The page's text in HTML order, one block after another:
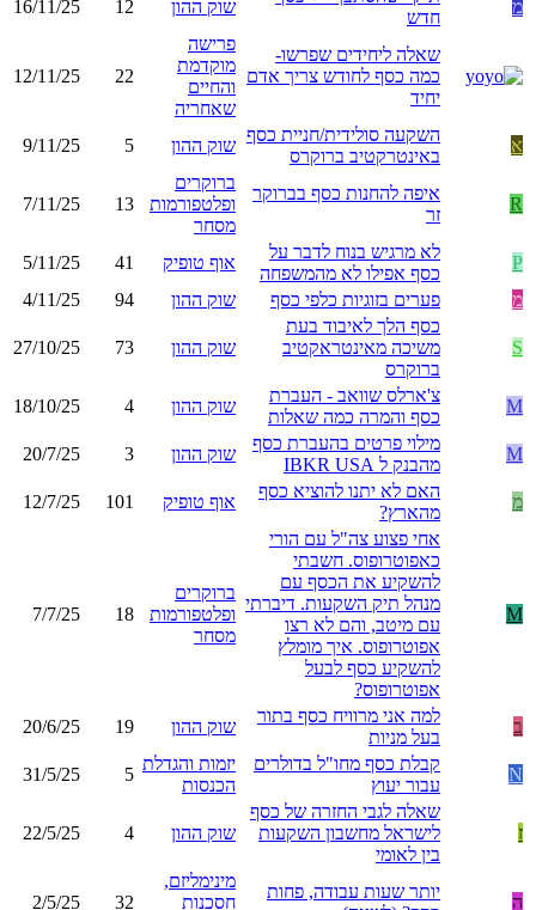
מ
חדש
שוק ההון 12
16/11/25
שאלה ליחידים שפרשו-
כמה כסף לחודש צריך אדם
יחיד
פרישה
מוקדמת
והחיים
שאחריה
22
12/11/25
א
השקעה סולידית/חניית כסף
באינטרקטיב ברוקרס
שוק ההון 5
9/11/25
R
איפה להחנות כסף בברוקר
זר
ברוקרים
ופלטפורמות
מסחר
13
7/11/25
P
לא מרגיש בנוח לדבר על
כסף אפילו לא מהמשפחה
אוף טופיק 41
5/11/25
מ
פערים בזוגיות כלפי כסף שוק ההון 94
4/11/25
S
כסף הלך לאיבוד בעת
משיכה מאינטראקטיב
ברוקרס
שוק ההון 73
27/10/25
M
צ'ארלס שוואב - העברת
כסף והמרה כמה שאלות
שוק ההון 4
18/10/25
M
מילוי פרטים בהעברת כסף
מהבנק ל IBKR USA
שוק ההון 3
20/7/25
מ
האם לא יתנו להוציא כסף
מהארץ?
אוף טופיק 101
12/7/25
M
אחי פצוע צה"ל עם הורי
כאפוטרופוס. חשבתי
להשקיע את הכסף עם
מנהל תיק השקעות. דיברתי
עם מיטב, והם לא רצו
אפוטרופוס. איך מומלץ
להשקיע כסף לבעל
אפוטרופוס?
ברוקרים
ופלטפורמות
מסחר
18
7/7/25
ב
למה אני מרוויח כסף בתור
בעל מניות
שוק ההון 19
20/6/25
N
קבלת כסף מחו"ל בדולרים
עבור יעוץ
יזמות והגדלת
הכנסות
5
31/5/25
ז
שאלה לגבי החזרה של כסף
לישראל מחשבון השקעות
בין לאומי
שוק ההון 4
22/5/25
ה
יותר שעות עבודה, פחות
מינימליזם,
חסכנות
32
2/5/25